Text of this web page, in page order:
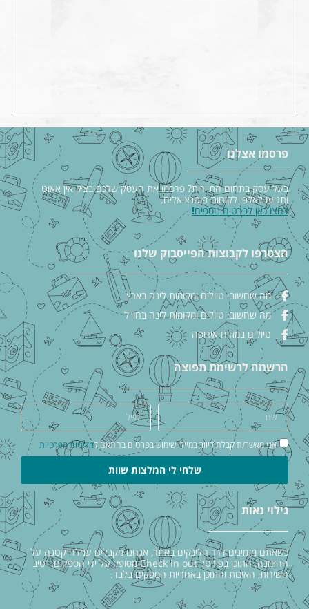
פרסמו אצלנו
בעל עסק בתחום התיירות? פרסמו את העסק שלכם בצ׳ק אין אאוט
ותגיעו לאלפי לקוחות פוטנציאלים.
לחצו כאן לפרטים נוספים!
הצטרפו לקבוצות הפייסבוק שלנו
מה שחשוב: טיולים ומקומות לינה בארץ
מה שחשוב: טיולים ומקומות לינה בחו"ל
טיולים במזרח אירופה
הרשמה לרשימת תפוצה
אני מאשר/ת קבלת דיוור במייל ושימוש בפרטים בהתאם למדיניות הפרטיות
שלחי לי המלצות שוות
גילוי נאות
כשאתם מזמינים דרך הלינקים באתר, אנחנו מקבלים עמלה קטנה על
ההזמנה. התוכן בפורטל Check in out מסופק על ידי הספקים. טיב
השירות, האיכות והתוכן באחריות הספקים בלבד.